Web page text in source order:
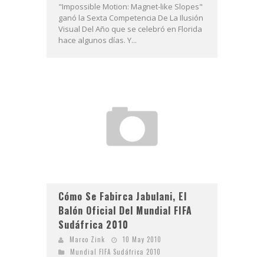
"Impossible Motion: Magnet-like Slopes"
ganó la Sexta Competencia De La Ilusión
Visual Del Año que se celebró en Florida
hace algunos días. Y...
Cómo Se Fabirca Jabulani, El
Balón Oficial Del Mundial FIFA
Sudáfrica 2010
Marco Zink
10 May 2010
Mundial FIFA Sudáfrica 2010